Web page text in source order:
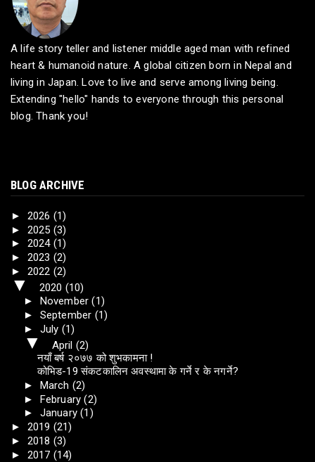
A life story teller and listener middle aged man with refined
heart & humanoid nature. A global citizen born in Nepal and
living in Japan. Love to live and serve among living being.
Extending "hello" hands to everyone through this personal
blog. Thank you!
BLOG ARCHIVE
► 2026 (1)
► 2025 (3)
► 2024 (1)
► 2023 (2)
► 2022 (2)
▼ 2020 (10)
► November(1)
► September (1)
► July (1)
▼ April (2)
नयाँ बर्ष २०७७ को शुभकामना !
कोभिड-19 संकटकालिन अवस्थामा के गर्ने र के नगर्ने?
► March (2)
► February(2)
► January(1)
► 2019 (21)
► 2018 (3)
► 2017 (14)